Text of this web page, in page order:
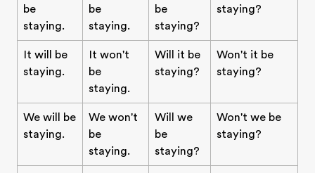
be
staying.
be
staying.
be
staying?
staying?
It will be
staying.
It won't
be
staying.
Will it be
staying?
Won't it be
staying?
We will be
staying.
We won't
be
staying.
Will we
be
staying?
Won't we be
staying?